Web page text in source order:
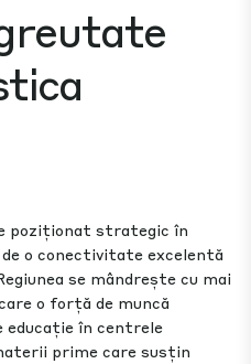
poziționat strategic în
o conectivitate excelentă
se mândrește cu mai
o forță de muncă
educație în centrele
prime care susțin